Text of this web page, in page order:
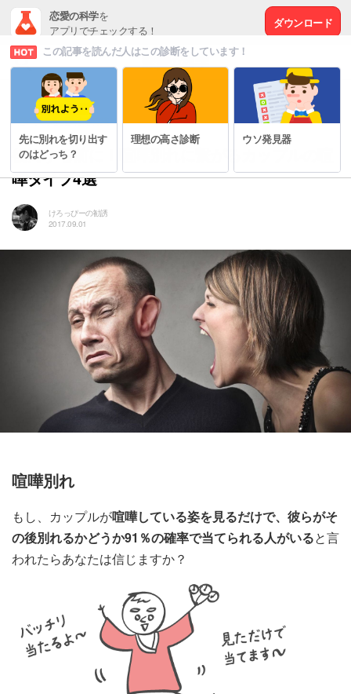
恋愛の科学を
アプリでチェックする！
ダウンロード
# 恋の悩みを解決する方法
後悔する前に！喧嘩別れに繋がるカップルの喧
嘩タイプ4選
けろっぴーの勧誘
2017.09.01
喧嘩別れ
もし、カップルが喧嘩している姿を見るだけで、彼らがそ
の後別れるかどうか91％の確率で当てられる人がいると言
われたらあなたは信じますか？
この記事を読んだ人はこの診断をしています！
先に別れを切り出す
のはどっち？
理想の高さ診断 ウソ発見器